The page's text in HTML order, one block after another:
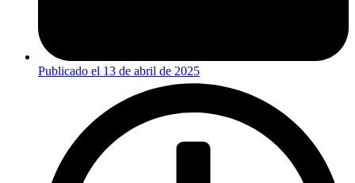
Publicado el 13 de abril de 2025